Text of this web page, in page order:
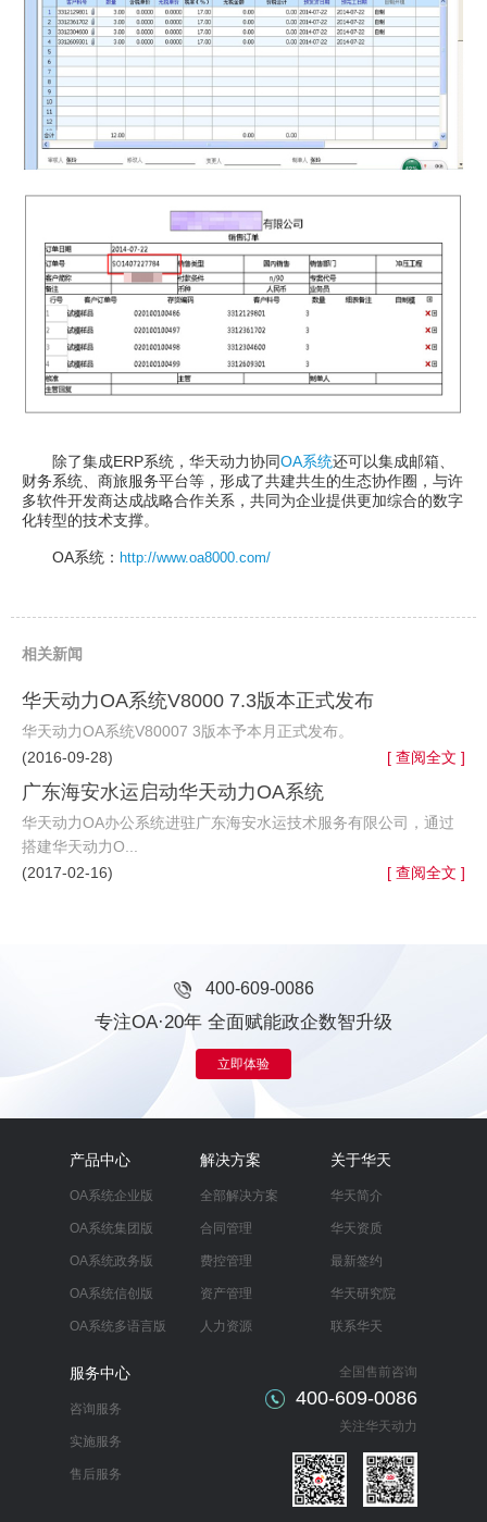
除了集成ERP系统，华天动力协同OA系统还可以集成邮箱、
财务系统、商旅服务平台等，形成了共建共生的生态协作圈，与许
多软件开发商达成战略合作关系，共同为企业提供更加综合的数字
化转型的技术支撑。
OA系统： http://www.oa8000.com/
相关新闻
华天动力OA系统V8000 7.3版本正式发布
华天动力OA系统V80007 3版本予本月正式发布。
(2016-09-28)
[ 查阅全文 ]
广东海安水运启动华天动力OA系统
华天动力OA办公系统进驻广东海安水运技术服务有限公司，通过
搭建华天动力O...
(2017-02-16)
[ 查阅全文 ]
400-609-0086
专注OA·20年 全面赋能政企数智升级
立即体验
产品中心
OA系统企业版
OA系统集团版
OA系统政务版
OA系统信创版
OA系统多语言版
解决方案
全部解决方案
合同管理
费控管理
资产管理
人力资源
关于华天
华天简介
华天资质
最新签约
华天研究院
联系华天
服务中心
咨询服务
实施服务
售后服务
全国售前咨询
400-609-0086
关注华天动力